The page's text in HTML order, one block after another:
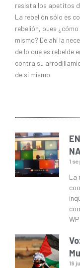
resista los apetitos
La rebelión sólo es
rebelión, pues
mismo? De ahí la
de lo que es rebelde
contra su
de sí mismo.
1
La
19